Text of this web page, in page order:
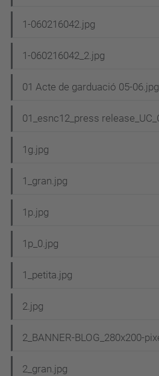
i
ó
1-060216042.jpg
1-060216042_2.jpg
01 Acte de garduació 05-06.jpg
01_esnc12_press
1g.jpg
1_gran.jpg
1p.jpg
1p_0.jpg
1_petita.jpg
2.jpg
2_BANNER-BLOG_280x200-
2_gran.jpg